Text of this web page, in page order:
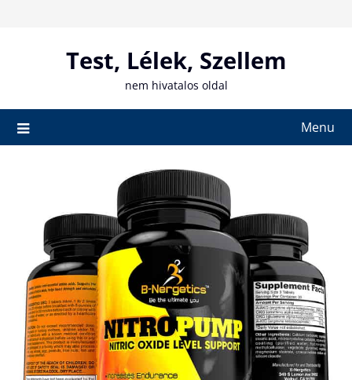
Test, Lélek, Szellem
nem hivatalos oldal
Menu